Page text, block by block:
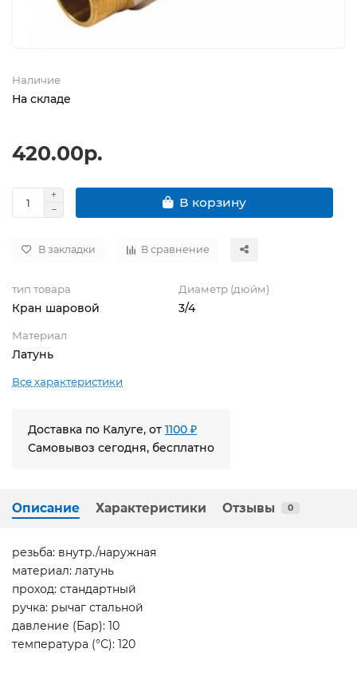
Наличие
На складе
420.00р.
В корзину
В закладки В сравнение
тип товара
Кран шаровой
Диаметр (дюйм)
3/4
Материал
Латунь
Все характеристики
Доставка по Калуге, от 1100 ₽
Самовывоз сегодня, бесплатно
Описание Характеристики Отзывы 0
резьба: внутр./наружная
материал: латунь
проход: стандартный
ручка: рычаг стальной
давление (Бар): 10
температура (°С): 120